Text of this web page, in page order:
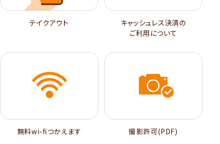
テイクアウト
キャッシュレス決済の
ご利用について
無料wi-ﬁつかえます 撮影許可(PDF)